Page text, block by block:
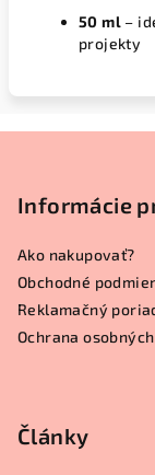
50 ml –
projekty
Informácie
Ako nakupovať?
Obchodné
Reklamačný
Ochrana
Články